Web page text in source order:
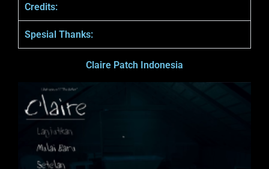
Credits:
Spesial Thanks:
Claire Patch Indonesia